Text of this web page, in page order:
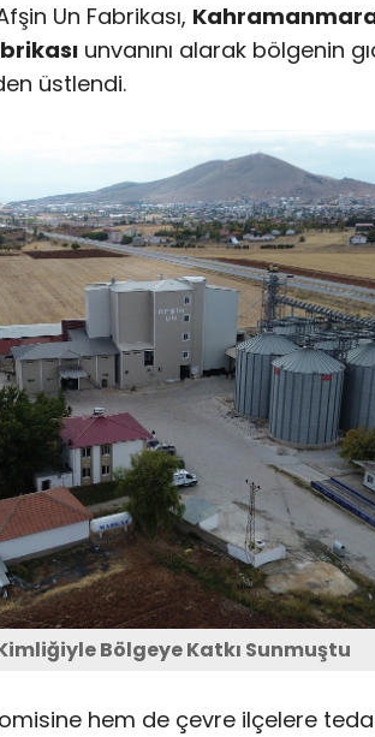
Un Fabrikası,
unvanını alarak bölgenin
üstlendi.
Bölgeye Katkı Sunmuştu
hem de çevre ilçelere